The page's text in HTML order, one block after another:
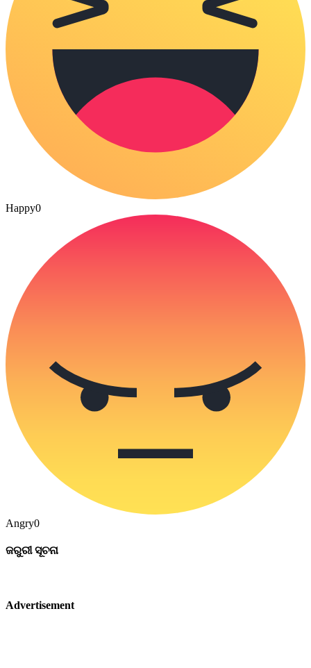
Happy0
Angry0
ଜରୁରୀ ସୂଚନା
Advertisement